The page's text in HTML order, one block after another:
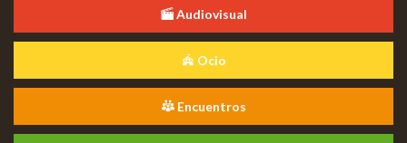
Audiovisual
Ocio
Encuentros